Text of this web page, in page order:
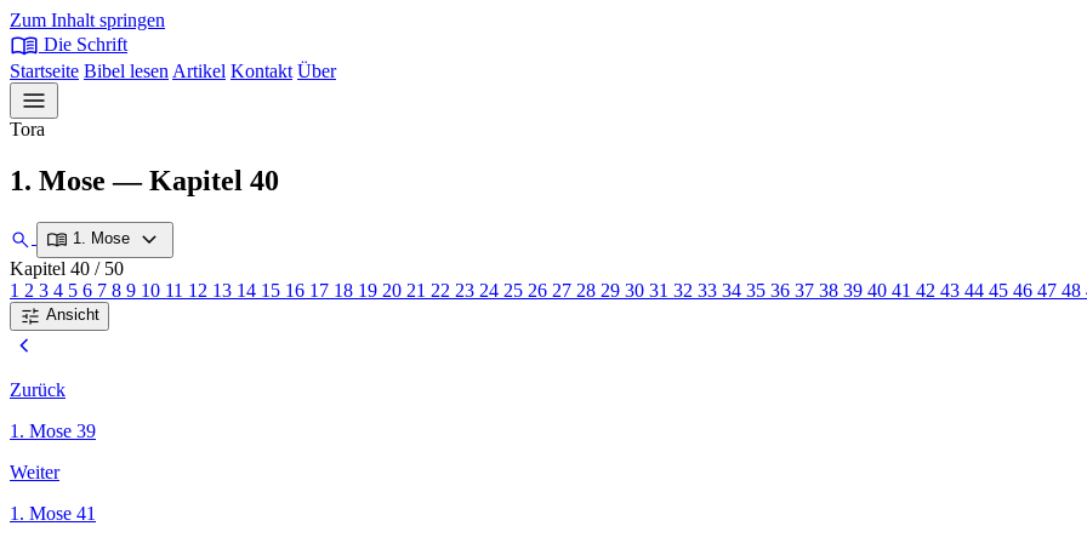
Zum Inhalt springen
menu_book Die Schrift
Startseite Bibel lesen Artikel Kontakt Über
menu
Tora
1. Mose — Kapitel 40
search menu_book 1. Mose expand_more
Kapitel 40 / 50
1 2 3 4 5 6 7 8 9 10 11 12 13 14 15 16 17 18 19 20 21 22 23 24 25 26 27 28 29 30 31 32 33 34 35 36 37 38 39 40 41 42 43 44 45 46 47 48
tune Ansicht
chevron_left
Zurück
1. Mose 39
Weiter
1. Mose 41